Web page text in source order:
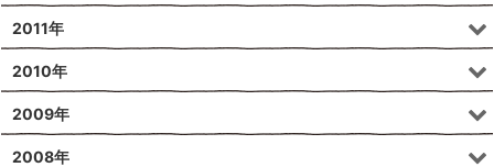
2011年
2010年
2009年
2008年